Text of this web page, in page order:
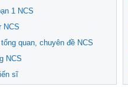
1 NCS
NCS
quan, chuyên đề NCS
NCS
sĩ